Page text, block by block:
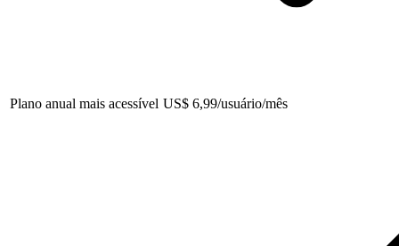
Plano anual mais acessível US$ 6,99/usuário/mês